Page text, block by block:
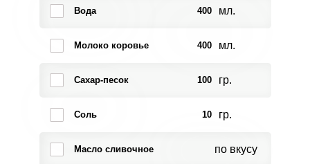
Вода 400 мл.
Молоко коровье 400 мл.
Сахар-песок 100 гр.
Соль 10 гр.
Масло сливочное по вкусу